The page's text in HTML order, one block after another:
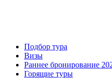
Подбор тура
Визы
Раннее бронирование
Горящие туры